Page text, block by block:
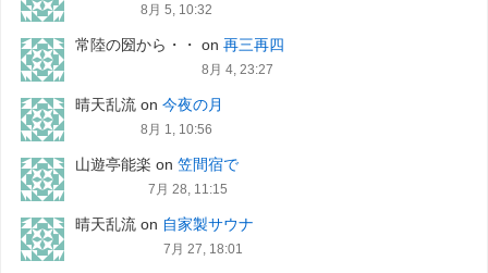
8月 5, 10:32
常陸の圀から・・ on 再三再四
8月 4, 23:27
晴天乱流on 今夜の月
8月 1, 10:56
山遊亭能楽 on 笠間宿で
7月 28, 11:15
晴天乱流on 自家製サウナ
7月 27, 18:01